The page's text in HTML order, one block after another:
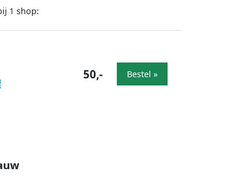
1 shop:
50,- Bestel »